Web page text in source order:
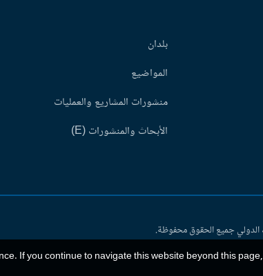
بلدان
المواضيع
منشورات المشاريع والعمليات
الأبحاث والمنشورات (E)
If you continue to navigate this website beyond this page,